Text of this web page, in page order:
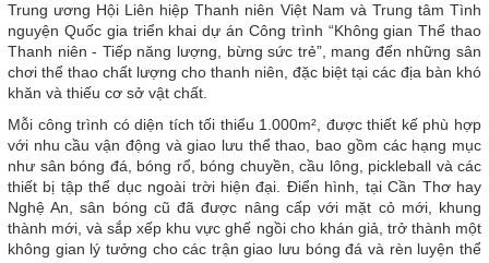
Trung ương Hội Liên hiệp Thanh niên Việt Nam và Trung tâm Tình
nguyện Quốc gia triển khai dự án Công trình “Không gian Thể thao
Thanh niên - Tiếp năng lượng, bừng sức trẻ”, mang đến những sân
chơi thể thao chất lượng cho thanh niên, đặc biệt tại các địa bàn khó
khăn và thiếu cơ sở vật chất.
Mỗi công trình có diện tích tối thiểu 1.000m², được thiết kế phù hợp
với nhu cầu vận động và giao lưu thể thao, bao gồm các hạng mục
như sân bóng đá, bóng rổ, bóng chuyền, cầu lông, pickleball và các
thiết bị tập thể dục ngoài trời hiện đại. Điển hình, tại Cần Thơ hay
Nghệ An, sân bóng cũ đã được nâng cấp với mặt cỏ mới, khung
thành mới, và sắp xếp khu vực ghế ngồi cho khán giả, trở thành một
không gian lý tưởng cho các trận giao lưu bóng đá và rèn luyện thể